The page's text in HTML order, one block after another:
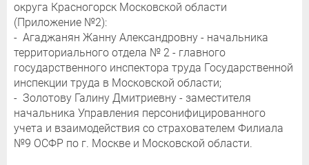
округа Красногорск Московской области
(Приложение №2):
- Агаджанян Жанну Александровну - начальника
территориального отдела № 2 - главного
государственного инспектора труда Государственной
инспекции труда в Московской области;
- Золотову Галину Дмитриевну - заместителя
начальника Управления персонифицированного
учета и взаимодействия со страхователем Филиала
№9 ОСФР по г. Москве и Московской области.